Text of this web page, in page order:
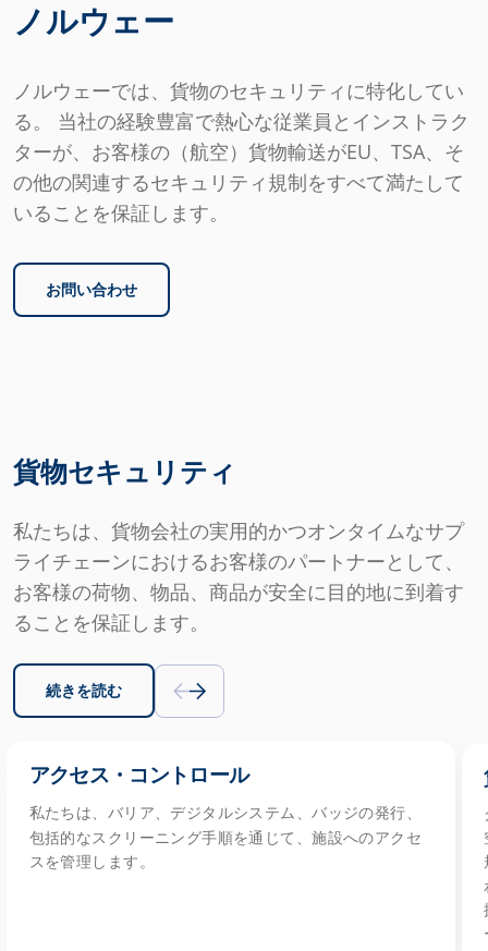
ノルウェー
ノルウェーでは、貨物のセキュリティに特化してい
る。 当社の経験豊富で熱心な従業員とインストラク
ターが、お客様の（航空）貨物輸送がEU、TSA、そ
の他の関連するセキュリティ規制をすべて満たして
いることを保証します。
お問い合わせ
貨物セキュリティ
私たちは、貨物会社の実用的かつオンタイムなサプ
ライチェーンにおけるお客様のパートナーとして、
お客様の荷物、物品、商品が安全に目的地に到着す
ることを保証します。
続きを読む
アクセス・コントロール
私たちは、バリア、デジタルシステム、バッジの発行、
包括的なスクリーニング手順を通じて、施設へのアクセ
スを管理します。